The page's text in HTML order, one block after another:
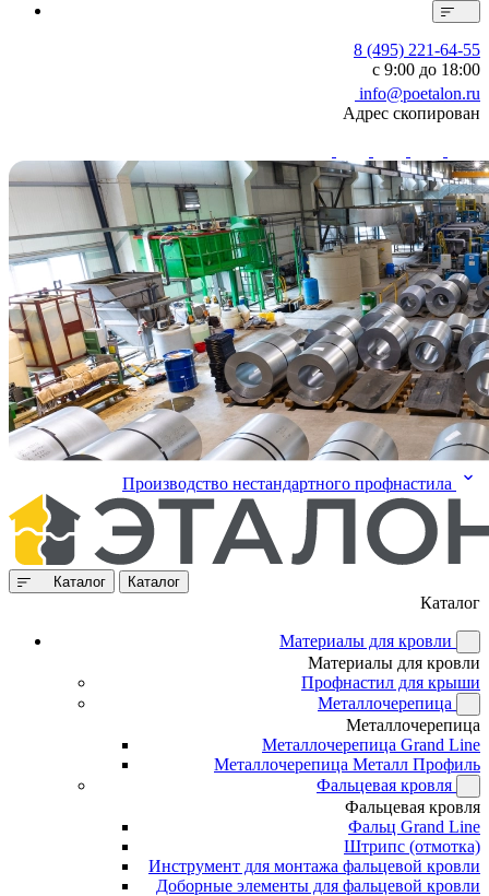
8 (495) 221-64-55
с 9:00 до 18:00
info@poetalon.ru
Адрес скопирован
Производство нестандартного профнастила
Каталог Каталог
Каталог
Материалы для кровли
Материалы для кровли
Профнастил для крыши
Металлочерепица
Металлочерепица
Металлочерепица Grand Line
Металлочерепица Металл Профиль
Фальцевая кровля
Фальцевая кровля
Фальц Grand Line
Штрипс (отмотка)
Инструмент для монтажа фальцевой кровли
Доборные элементы для фальцевой кровли